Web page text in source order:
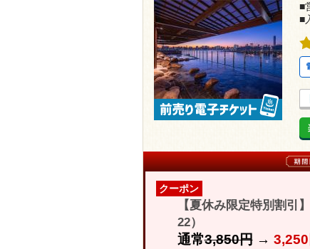
■
■
クーポン
【夏休み限定特別割引
22）
通常3,850円→ 3,250